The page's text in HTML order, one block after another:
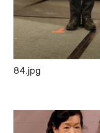
84.jpg